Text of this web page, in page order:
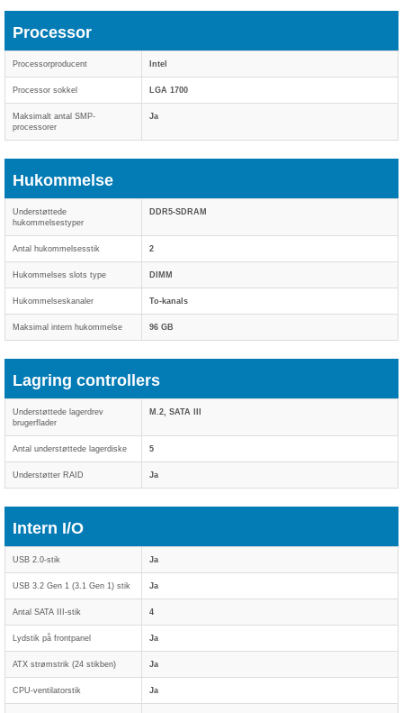
Processor
Processorproducent Intel
Processor sokkel LGA 1700
Maksimalt antal SMP-
processorer
Ja
Hukommelse
Understøttede
hukommelsestyper
DDR5-SDRAM
Antal hukommelsesstik 2
Hukommelses slots type DIMM
Hukommelseskanaler To-kanals
Maksimal intern hukommelse 96 GB
Lagring controllers
Understøttede lagerdrev
brugerflader
M.2, SATA III
Antal understøttede lagerdiske 5
Understøtter RAID Ja
Intern I/O
USB 2.0-stik Ja
USB 3.2 Gen 1 (3.1 Gen 1) stik Ja
Antal SATA III-stik 4
Lydstik på frontpanel Ja
ATX strømstrik (24 stikben) Ja
CPU-ventilatorstik Ja